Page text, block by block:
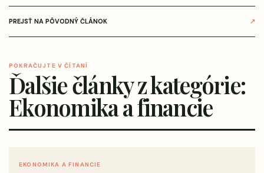
PREJSŤ NA PÔVODNÝ ČLÁNOK ↗
POKRAČUJTE V ČÍTANÍ
Ďalšie články z kategórie:
Ekonomika a financie
EKONOMIKA A FINANCIE